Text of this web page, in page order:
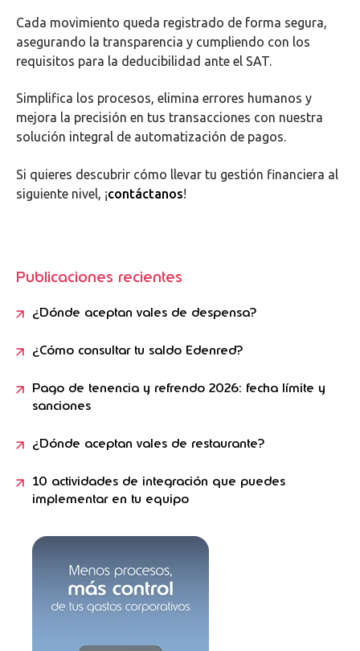
Cada movimiento queda registrado de forma segura,
asegurando la transparencia y cumpliendo con los
requisitos para la deducibilidad ante el SAT.
Simplifica los procesos, elimina errores humanos y
mejora la precisión en tus transacciones con nuestra
solución integral de automatización de pagos.
Si quieres descubrir cómo llevar tu gestión financiera al
siguiente nivel, ¡contáctanos!
Publicaciones recientes
¿Dónde aceptan vales de despensa?
¿Cómo consultar tu saldo Edenred?
Pago de tenencia y refrendo 2026: fecha límite y
sanciones
¿Dónde aceptan vales de restaurante?
10 actividades de integración que puedes
implementar en tu equipo